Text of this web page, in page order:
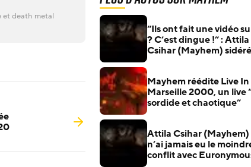
et death metal
“Ils ont fait une vidéo
? C’est dingue !” : Attila
Csihar (Mayhem)
Mayhem réédite Live In
Marseille 2000, un live
sordide et chaotique”
Attila Csihar (Mayhem)
n’ai jamais eu le
conflit avec